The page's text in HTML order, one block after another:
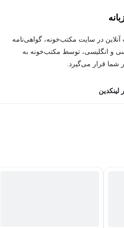
دانشگاه شریف برای محک نهایی.
صفر تا سوالات امتحانی
برای تثبیت یادگیری
در سایت مکتب‌خونه، گواهی‌نامه
و انگلیسی، توسط مکتب‌خونه به
شما قرار می‌گیرد.
لینکدین